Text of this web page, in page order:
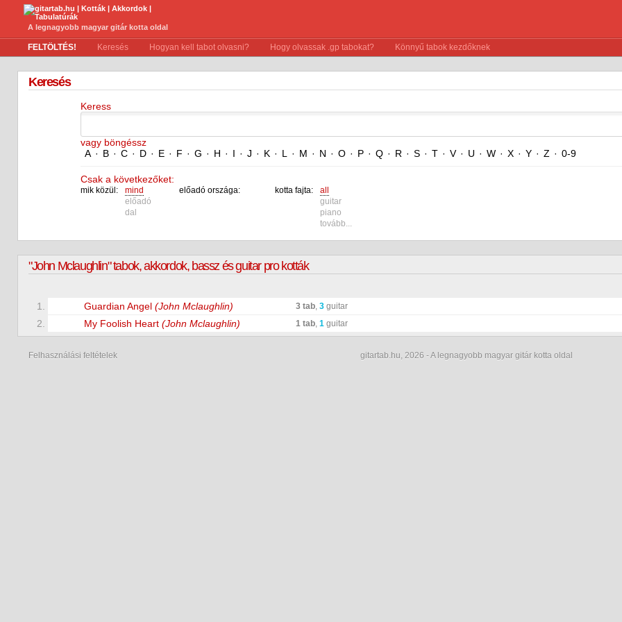
A legnagyobb magyar gitár kotta oldal
FELTÖLTÉS! Keresés Hogyan kell tabot olvasni? Hogy olvassak .gp tabokat? Könnyű tabok kezdőknek
Keresés
Keress
vagy böngéssz
A · B · C · D · E · F · G · H · I · J · K · L · M · N · O · P · Q · R · S · T · V · U · W · X · Y · Z · 0-9
Csak a következőket:
mik közül:
mind
előadó
dal
előadó országa: kotta fajta:
all
guitar
piano
tovább...
"John Mclaughlin" tabok, akkordok, bassz és guitar pro kották
1. Guardian Angel (John Mclaughlin) 3 tab, 3 guitar
2. My Foolish Heart (John Mclaughlin) 1 tab, 1 guitar
Felhasználási feltételek gitartab.hu, 2026 - A legnagyobb magyar gitár kotta oldal